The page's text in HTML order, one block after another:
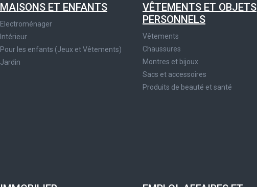
MAISONS ET ENFANTS
Electroménager
Intérieur
Pour les enfants (Jeux et Vêtements)
Jardin
VÊTEMENTS ET OBJETS
PERSONNELS
Vêtements
Chaussures
Montres et bijoux
Sacs et accessoires
Produits de beauté et santé